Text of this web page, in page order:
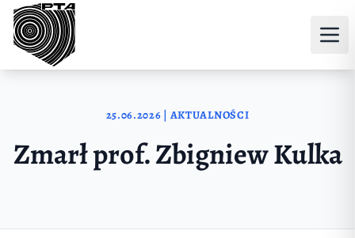
Przejdź do treści
25.06.2026 | AKTUALNOŚCI
Zmarł prof. Zbigniew Kulka